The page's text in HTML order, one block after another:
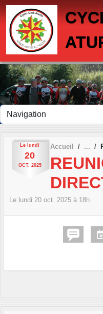
Le lundi
20
OCT. 2025
Accueil
Le lundi 20 oct. 2025 à 18h
Panneau de gestion des